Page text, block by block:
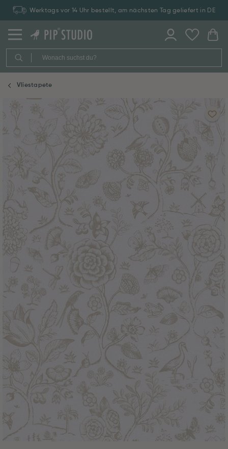
Werktags vor 14 Uhr bestellt, am nächsten Tag geliefert in DE
Vliestapete